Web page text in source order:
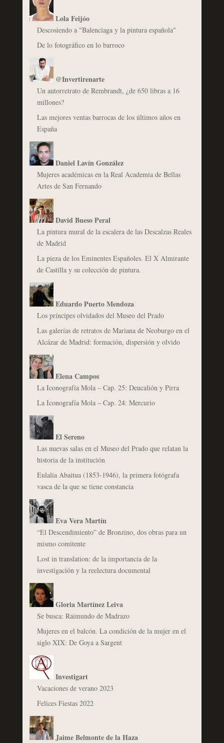
Lola Feijóo
Descosiendo a "Balenciaga y la pintura española"
De lo fotográfico en lo barroco
@Invertirenarte
Un autorretrato de Rembrandt, ¿de 650 libras a 16
millones?
Las mejores ventas barrocas de los últimos años en
España
Daniel Lavín González
Mujeres académicas en la Real Academia de Bellas
Artes de San Fernando
David Bueso Peral
La pintura mural de la escalera de las Descalzas Reales
de Madrid
La pieza de los Eminentes Españoles. El X Almirante
de Castilla y su colección de pintura.
Eduardo Puerto Mendoza
Los príncipes olvidados del Museo del Prado
Las galerías de retratos de Mariana de Neoburgo en el
Alcázar de Madrid: formación, dispersión y olvido
Elena Campos
La Iconografía Mola – Cap. 25: Deucalión y Pirra
La Iconografía Mola – Cap. 24: Mercurio
El Sereno
Las nuevas salas en el Museo del Prado que relatan la
historia de la institución
Eulalia Abaitua (1853-1946), la primera fotógrafa
vasca de la que se tiene constancia
Eva Vera Martín
“El Descendimiento” de Bronzino, dos obras para un
mismo comitente
Lost in translation: de la importancia de la
investigación y la reelectura documental
Gloria Martínez Leiva
Se busca: Raimundo de Madrazo
Mujeres en el balcón. La condición de la mujer en el
siglo XIX: De Goya a Sargent
Investigart
Vacaciones de verano 2023
Felices Fiestas 2022
Jaime Belmonte de la Haza